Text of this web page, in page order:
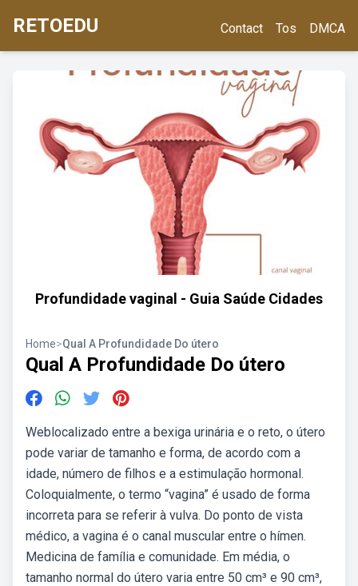
RETOEDU Contact Tos DMCA
Profundidade vaginal - Guia Saúde Cidades
Home>Qual A Profundidade Do útero
Qual A Profundidade Do útero
Weblocalizado entre a bexiga urinária e o reto, o útero
pode variar de tamanho e forma, de acordo com a
idade, número de filhos e a estimulação hormonal.
Coloquialmente, o termo “vagina” é usado de forma
incorreta para se referir à vulva. Do ponto de vista
médico, a vagina é o canal muscular entre o hímen.
Medicina de família e comunidade. Em média, o
tamanho normal do útero varia entre 50 cm³ e 90 cm³,